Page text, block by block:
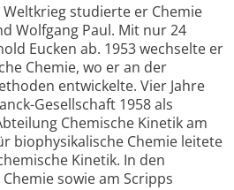
studierte er Chemie
Wolfgang Paul. Mit nur 24
Eucken ab. 1953 wechselte er
Chemie, wo er an der
entwickelte. Vier Jahre
Gesellschaft 1958 als
Chemische Kinetik am
biophysikalische Chemie leitete
Kinetik. In den
sowie am Scripps